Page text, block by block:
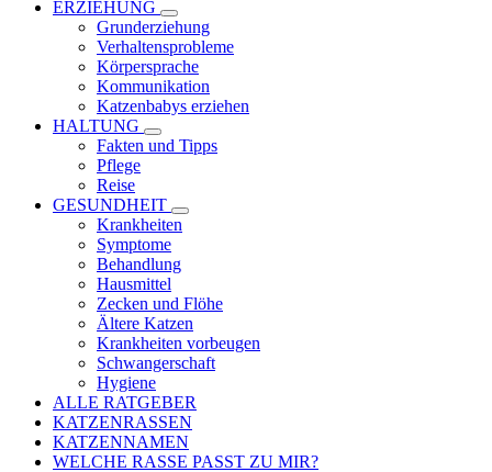
ERZIEHUNG
Grunderziehung
Verhaltensprobleme
Körpersprache
Kommunikation
Katzenbabys erziehen
HALTUNG
Fakten und Tipps
Pflege
Reise
GESUNDHEIT
Krankheiten
Symptome
Behandlung
Hausmittel
Zecken und Flöhe
Ältere Katzen
Krankheiten vorbeugen
Schwangerschaft
Hygiene
ALLE RATGEBER
KATZENRASSEN
KATZENNAMEN
WELCHE RASSE PASST ZU MIR?